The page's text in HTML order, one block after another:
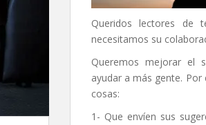
Queridos lectores de
necesitamos su
Queremos mejorar el
ayudar a más gente.
cosas:
1- Que envíen sus